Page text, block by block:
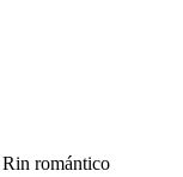
romántico